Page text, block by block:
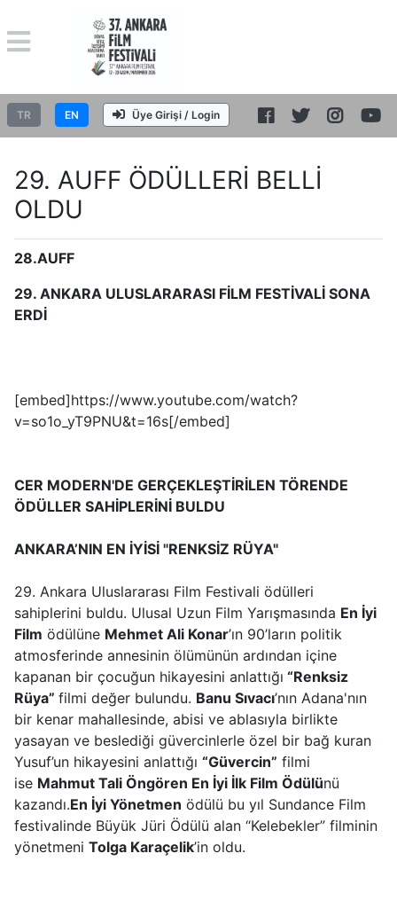
TR EN Üye Girişi / Login
29. AUFF ÖDÜLLERİ BELLİ
OLDU
28.AUFF
29. ANKARA ULUSLARARASI FİLM FESTİVALİ SONA
ERDİ
[embed]https://www.youtube.com/watch?
v=so1o_yT9PNU&t=16s[/embed]
CER MODERN'DE GERÇEKLEŞTİRİLEN TÖRENDE
ÖDÜLLER SAHİPLERİNİ BULDU
ANKARA’NIN EN İYİSİ "RENKSİZ RÜYA"
29. Ankara Uluslararası Film Festivali ödülleri
sahiplerini buldu. Ulusal Uzun Film Yarışmasında En İyi
Film ödülüne Mehmet Ali Konar’ın 90’ların politik
atmosferinde annesinin ölümünün ardından içine
kapanan bir çocuğun hikayesini anlattığı “Renksiz
Rüya” filmi değer bulundu. Banu Sıvacı’nın Adana'nın
bir kenar mahallesinde, abisi ve ablasıyla birlikte
yasayan ve beslediği güvercinlerle özel bir bağ kuran
Yusuf’un hikayesini anlattığı “Güvercin” filmi
ise Mahmut Tali Öngören En İyi İlk Film Ödülünü
kazandı.En İyi Yönetmen ödülü bu yıl Sundance Film
festivalinde Büyük Jüri Ödülü alan “Kelebekler” filminin
yönetmeni Tolga Karaçelik’in oldu.